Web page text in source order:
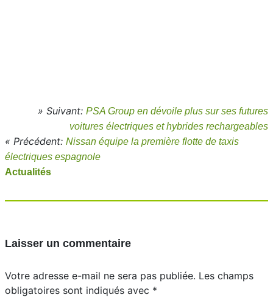
» Suivant: PSA Group en dévoile plus sur ses futures
voitures électriques et hybrides rechargeables
« Précédent: Nissan équipe la première flotte de taxis
électriques espagnole
Actualités
Laisser un commentaire
Votre adresse e-mail ne sera pas publiée. Les champs
obligatoires sont indiqués avec *